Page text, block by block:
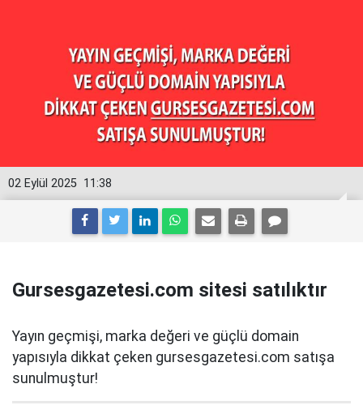
11:38
02 Eylül 2025
Gursesgazetesi.com sitesi satılıktır
Yayın geçmişi, marka değeri ve güçlü domain
yapısıyla dikkat çeken gursesgazetesi.com satışa
sunulmuştur!